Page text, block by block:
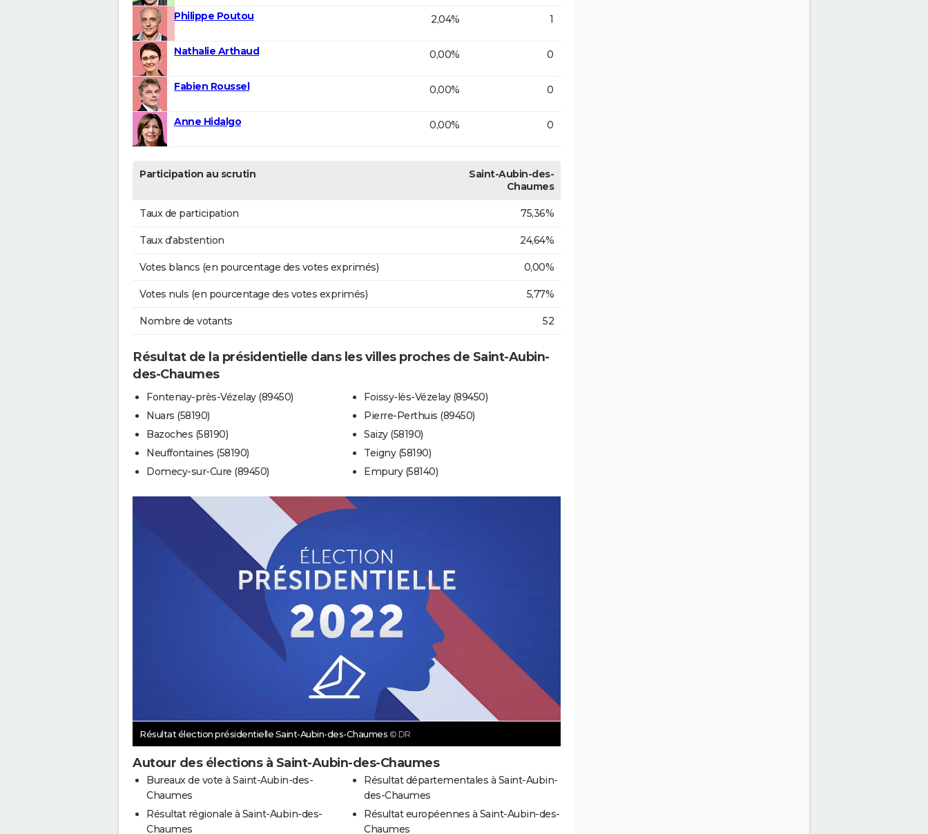
Philippe Poutou 2,04% 1
Nathalie Arthaud 0,00% 0
Fabien Roussel 0,00% 0
Anne Hidalgo 0,00% 0
Participation au scrutin
Saint-Aubin-des-
Chaumes
Taux de participation 75,36%
Taux d'abstention 24,64%
Votes blancs (en pourcentage des votes exprimés) 0,00%
Votes nuls (en pourcentage des votes exprimés) 5,77%
Nombre de votants 52
Résultat de la présidentielle dans les villes proches de Saint-Aubin-
des-Chaumes
Fontenay-près-Vézelay (89450)
Nuars (58190)
Bazoches (58190)
Neuffontaines (58190)
Domecy-sur-Cure (89450)
Foissy-lès-Vézelay (89450)
Pierre-Perthuis (89450)
Saizy (58190)
Teigny (58190)
Empury (58140)
Résultat élection présidentielle Saint-Aubin-des-Chaumes © DR
Autour des élections à Saint-Aubin-des-Chaumes
Bureaux de vote à Saint-Aubin-des-
Chaumes
Résultat régionale à Saint-Aubin-des-
Chaumes
Résultat départementales à Saint-Aubin-
des-Chaumes
Résultat européennes à Saint-Aubin-des-
Chaumes